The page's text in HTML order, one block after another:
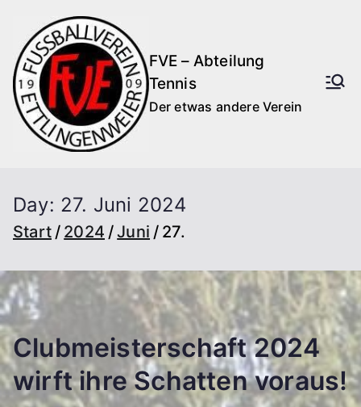
Inhalt
springen
FVE – Abteilung
Tennis
Der etwas andere Verein
Day: 27. Juni 2024
Start 2024 Juni 27.
Clubmeisterschaft 2024
wirft ihre Schatten voraus!